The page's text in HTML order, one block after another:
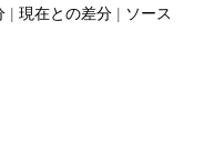
| 現在との差分| ソース